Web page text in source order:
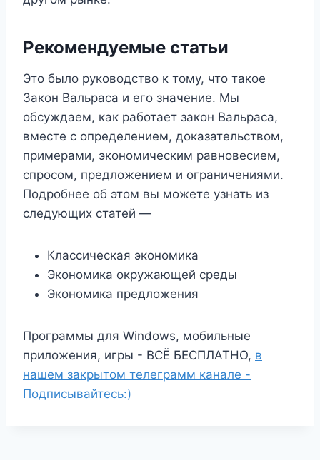
Рекомендуемые статьи
Это было руководство к тому, что такое
Закон Вальраса и его значение. Мы
обсуждаем, как работает закон Вальраса,
вместе с определением, доказательством,
примерами, экономическим равновесием,
спросом, предложением и ограничениями.
Подробнее об этом вы можете узнать из
следующих статей —
Классическая экономика
Экономика окружающей среды
Экономика предложения
Программы для Windows, мобильные
приложения, игры - ВСЁ БЕСПЛАТНО, в
нашем закрытом телеграмм канале -
Подписывайтесь:)